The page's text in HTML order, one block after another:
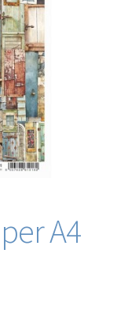
A4